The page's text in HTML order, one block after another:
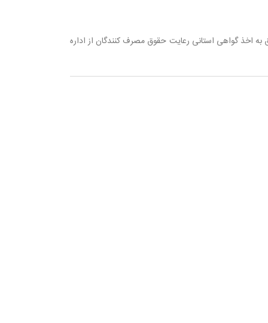
در روز چهارشنبه، ۲۴ بهمن، موفق به اخذ گواهی استانی رعایت حقوق مصرف کنندگان از اداره